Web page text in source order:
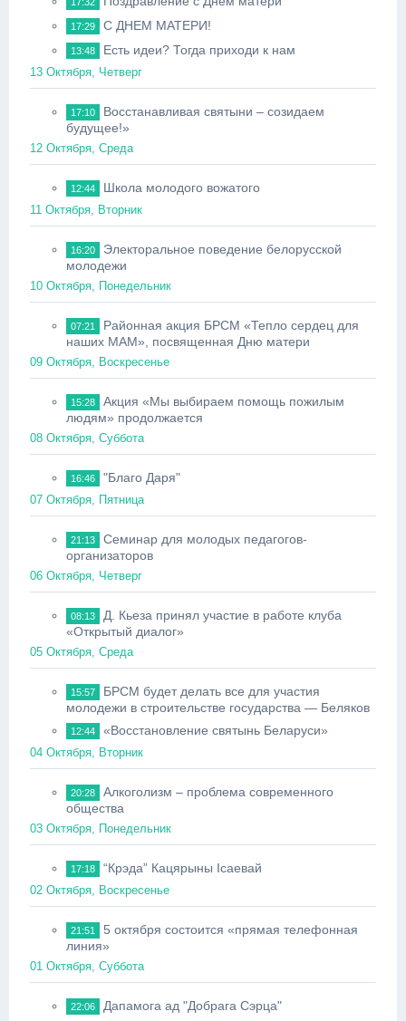
17:29 С ДНЕМ МАТЕРИ!
13:48 Есть идеи? Тогда приходи к нам
13 Октября, Четверг
17:10
Восстанавливая святыни – созидаем
будущее!»
12 Октября, Среда
12:44 Школа молодого вожатого
11 Октября, Вторник
16:20
Электоральное поведение белорусской
молодежи
10 Октября, Понедельник
07:21
Районная акция БРСМ «Тепло сердец для
наших МАМ», посвященная Дню матери
09 Октября, Воскресенье
15:28
Акция «Мы выбираем помощь пожилым
людям» продолжается
08 Октября, Суббота
16:46 "Благо Даря"
07 Октября, Пятница
21:13
Семинар для молодых педагогов-
организаторов
06 Октября, Четверг
08:13
Д. Кьеза принял участие в работе клуба
«Открытый диалог»
05 Октября, Среда
15:57
БРСМ будет делать все для участия
молодежи в строительстве государства — Беляков
12:44 «Восстановление святынь Беларуси»
04 Октября, Вторник
20:28
Алкоголизм – проблема современного
общества
03 Октября, Понедельник
17:18 “Крэда” Кацярыны Ісаевай
02 Октября, Воскресенье
21:51
5 октября состоится «прямая телефонная
линия»
01 Октября, Суббота
22:06 Дапамога ад "Добрага Сэрца"